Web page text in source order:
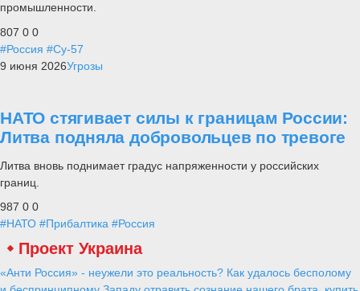
промышленности.
807 0 0
#Россия #Су-57
9 июня 2026Угрозы
НАТО стягивает силы к границам России:
Литва подняла добровольцев по тревоге
Литва вновь поднимает градус напряженности у российских
границ.
987 0 0
#НАТО #Прибалтика #Россия
Проект Украина
«Анти Россия» - неужели это реальность? Как удалось бесполому